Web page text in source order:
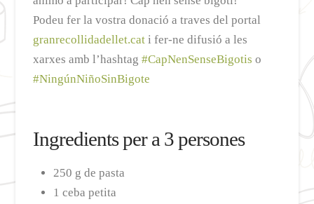
Podeu fer la vostra donació a traves del portal
granrecollidadellet.cat i fer-ne difusió a les
xarxes amb l’hashtag#CapNenSenseBigotis o
#NingúnNiñoSinBigote
Ingredients per a 3 persones
250 g de pasta
1 ceba petita